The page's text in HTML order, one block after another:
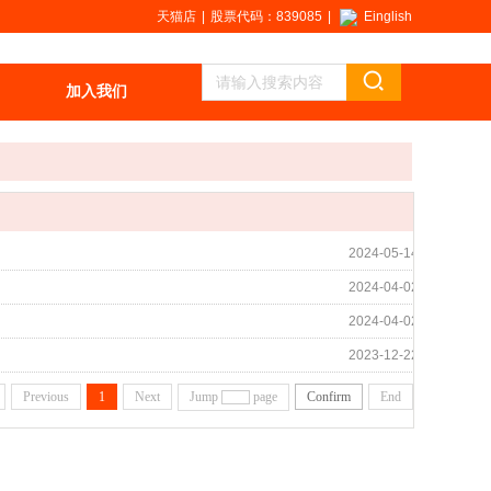
加入我们
天猫店 股票代码：839085 Einglish
2024-05-14
2024-04-02
2024-04-02
2023-12-22
Previous 1 Next Jump page Confirm End